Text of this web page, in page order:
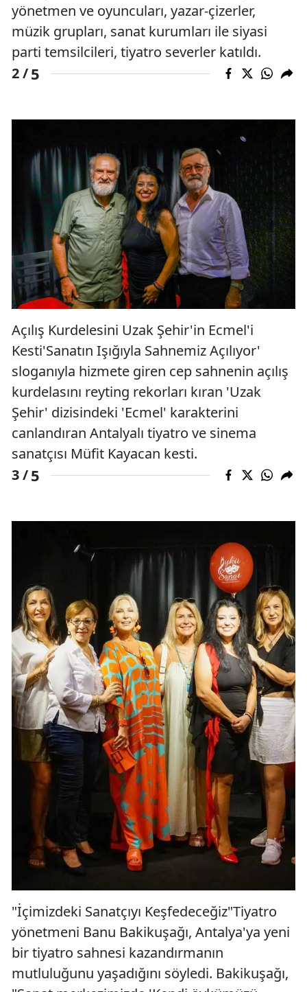
yönetmen ve oyuncuları, yazar-çizerler,
müzik grupları, sanat kurumları ile siyasi
parti temsilcileri, tiyatro severler katıldı.
2 /5
Açılış Kurdelesini Uzak Şehir'in Ecmel'i
Kesti'Sanatın Işığıyla Sahnemiz Açılıyor'
sloganıyla hizmete giren cep sahnenin açılış
kurdelasını reyting rekorları kıran 'Uzak
Şehir' dizisindeki 'Ecmel' karakterini
canlandıran Antalyalı tiyatro ve sinema
sanatçısı Müfit Kayacan kesti.
3 /5
"İçimizdeki Sanatçıyı Keşfedeceğiz"Tiyatro
yönetmeni Banu Bakikuşağı, Antalya'ya yeni
bir tiyatro sahnesi kazandırmanın
mutluluğunu yaşadığını söyledi. Bakikuşağı,